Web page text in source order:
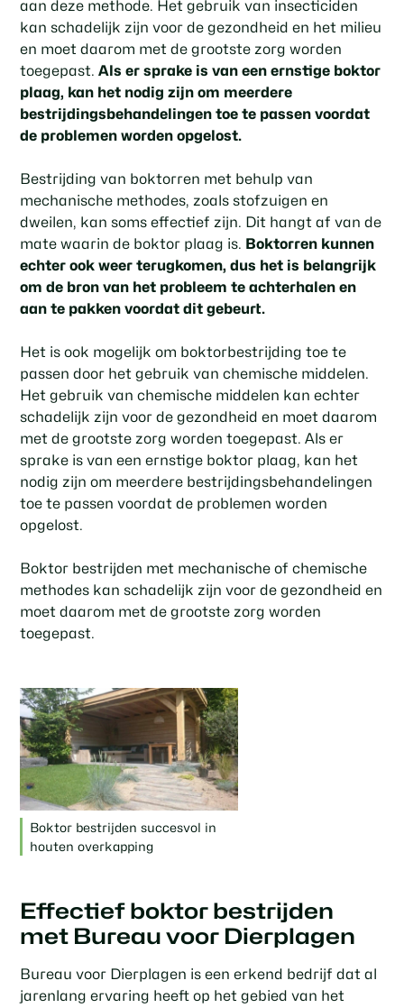
aan deze methode. Het gebruik van insecticiden
kan schadelijk zijn voor de gezondheid en het milieu
en moet daarom met de grootste zorg worden
toegepast.Als er sprake is van een ernstige boktor
plaag, kan het nodig zijn om meerdere
bestrijdingsbehandelingen toe te passen voordat
de problemen worden opgelost.
Bestrijding van boktorren met behulp van
mechanische methodes, zoals stofzuigen en
dweilen, kan soms effectief zijn. Dit hangt af van de
mate waarin de boktor plaag is. Boktorren kunnen
echter ook weer terugkomen, dus het is belangrijk
om de bron van het probleem te achterhalen en
aan te pakken voordat dit gebeurt.
Het is ook mogelijk om boktorbestrijding toe te
passen door het gebruik van chemische middelen.
Het gebruik van chemische middelen kan echter
schadelijk zijn voor de gezondheid en moet daarom
met de grootste zorg worden toegepast. Als er
sprake is van een ernstige boktor plaag, kan het
nodig zijn om meerdere bestrijdingsbehandelingen
toe te passen voordat de problemen worden
opgelost.
Boktor bestrijden met mechanische of chemische
methodes kan schadelijk zijn voor de gezondheid en
moet daarom met de grootste zorg worden
toegepast.
Boktor bestrijden succesvol in
houten overkapping
Effectief boktor bestrijden
met Bureau voor Dierplagen
Bureau voor Dierplagen is een erkend bedrijf dat al
jarenlang ervaring heeft op het gebied van het